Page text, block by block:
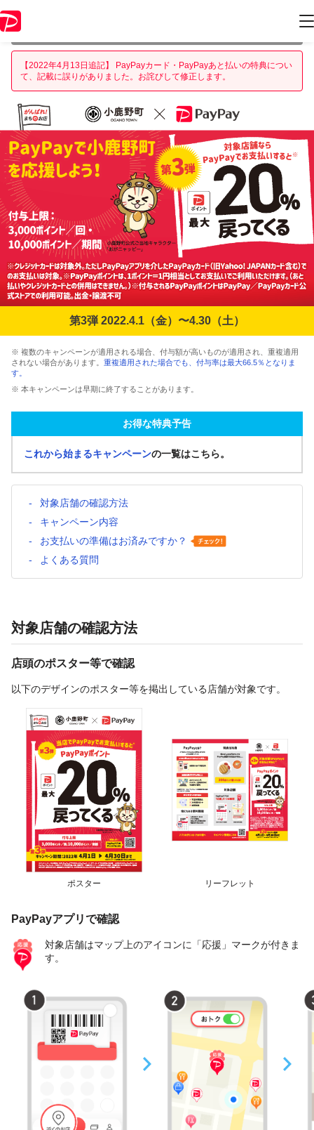
情報はキャンペーン終了時点のものになります。
【2022年4月13日追記】 PayPayカード・PayPayあと払いの特典につい
て、記載に誤りがありました。お詫びして修正します。
第3弾 2022.4.1（金）〜4.30（土）
※ 複数のキャンペーンが適用される場合、付与額が高いものが適用され、重複適用
されない場合があります。 重複適用された場合でも、付与率は最大66.5％となりま
す。
※ 本キャンペーンは早期に終了することがあります。
お得な特典予告
これから始まるキャンペーンの一覧はこちら。
対象店舗の確認方法
キャンペーン内容
お支払いの準備はお済みですか？
よくある質問
対象店舗の確認方法
店頭のポスター等で確認
以下のデザインのポスター等を掲出している店舗が対象です。
ポスター リーフレット
PayPayアプリで確認
対象店舗はマップ上のアイコンに「応援」マークが付きま
す。